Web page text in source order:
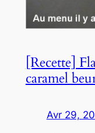
[Recette]
caramel
Avr 29,